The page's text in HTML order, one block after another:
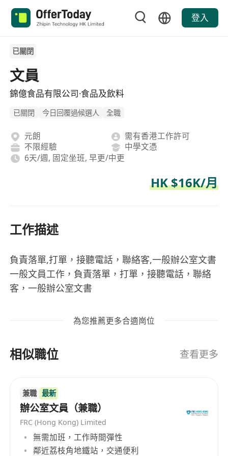
登入
已關閉
文員
錦億食品有限公司·食品及飲料
已關閉 今日回覆過候選人 全職
元朗
需有香港工作許可
不限經驗
中學文憑
6天/週, 固定坐班, 早更/中更
HK $16K/月
工作描述
負責落單,打單，接聽電話，聯絡客,一般辦公室文書
一般文員工作，負責落單，打單，接聽電話，聯絡
客，一般辦公室文書
為您推薦更多合適崗位
相似職位 查看更多
兼職 最新
辦公室文員（兼職）
FRC (Hong Kong) Limited
無需加班，工作時間彈性
鄰近荔枝角地鐵站，交通便利